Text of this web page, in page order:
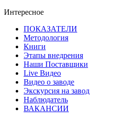
Интересное
ПОКАЗАТЕЛИ
Методология
Книги
Этапы внедрения
Наши Поставщики
Live Видео
Видео о заводе
Экскурсия на завод
Наблюдатель
ВАКАНСИИ